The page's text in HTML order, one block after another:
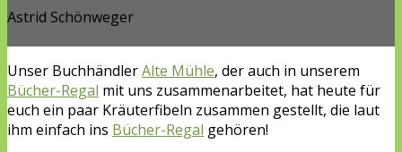
Astrid Schönweger
Unser BuchhändlerAlte Mühle, der auch in unserem
Bücher-Regal mit uns zusammenarbeitet, hat heute für
euch ein paar Kräuterfibeln zusammen gestellt, die laut
ihm einfach ins Bücher-Regal gehören!